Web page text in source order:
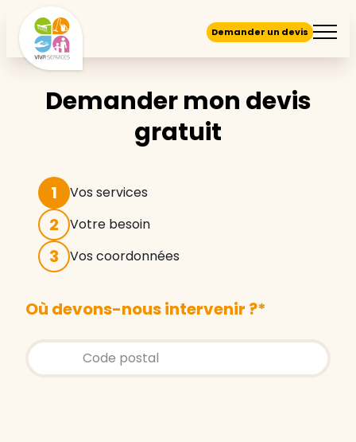
Demander un devis
Demander mon devis
gratuit
1 Vos services
2 Votre besoin
3 Vos coordonnées
Où devons-nous intervenir ?*
Store locator global - Autocompletion
Rechercher